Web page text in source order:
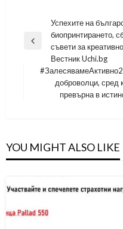
Навигация
Previous
Успехите на
биопринтирането,
съвети за
Вестник Uchi.bg
доброволци, сред
превърна в
YOU MIGHT ALSO LIKE